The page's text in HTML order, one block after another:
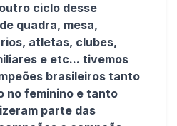
ciclo desse
quadra, mesa,
atletas, clubes,
e etc... tivemos
brasileiros tanto
no feminino e tanto
parte das